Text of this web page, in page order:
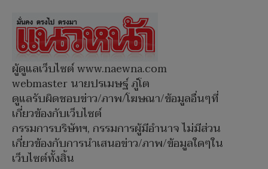
ผู้ดูแลเว็บไซต์ www.naewna.com
webmaster นายปรเมษฐ์ ภู่โต
ดูแลรับผิดชอบข่าว/ภาพ/โฆษณา/ข้อมูลอื่นๆที่
เกี่ยวข้องกับเว็บไซต์
กรรมการบริษัทฯ, กรรมการผู้มีอำนาจ ไม่มีส่วน
เกี่ยวข้องกับการนำเสนอข่าว/ภาพ/ข้อมูลใดๆใน
เว็บไซต์ทั้งสิ้น